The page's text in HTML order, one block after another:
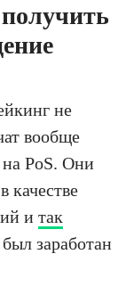
не
вообще
PoS. Они
качестве
и так
заработан